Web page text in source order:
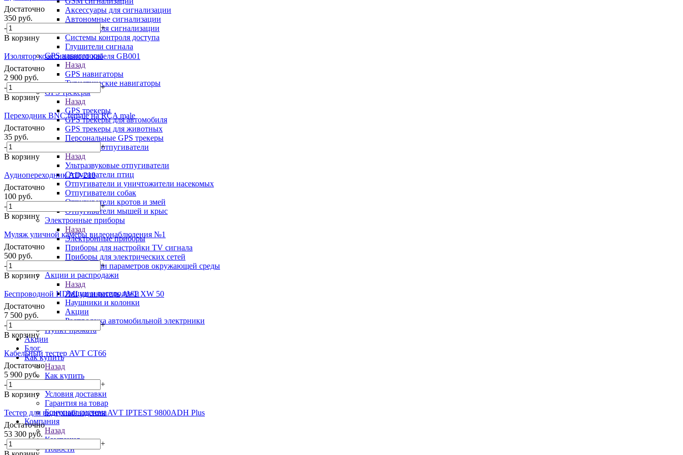
Аксессуары для сигнализации
Автономные сигнализации
Датчики для сигнализации
Системы контроля доступа
Глушители сигнала
GPS навигаторы
Назад
GPS навигаторы
Туристические навигаторы
GPS трекеры
Назад
GPS трекеры
GPS трекеры для автомобиля
GPS трекеры для животных
Персональные GPS трекеры
Ультразвуковые отпугиватели
Назад
Ультразвуковые отпугиватели
Отпугиватели птиц
Отпугиватели и уничтожители насекомых
Отпугиватели собак
Отпугиватели кротов и змей
Отпугиватели мышей и крыс
Электронные приборы
Назад
Электронные приборы
Приборы для настройки TV сигнала
Приборы для электрических сетей
Измерители параметров окружающей среды
Акции и распродажи
Назад
Акции и распродажи
Наушники и колонки
Акции
Распродажа автомобильной электрники
Пункт проката
Акции
Блог
Как купить
Назад
Как купить
Условия доставки
Гарантия на товар
Бонусная система
Компания
Назад
Компания
Новости
Достаточно
350 руб.
-
+
В корзину
Изолятор коаксиального кабеля GB001
Достаточно
2 900 руб.
-
+
В корзину
Переходник BNC female на RCA male
Достаточно
35 руб.
-
+
В корзину
Аудиопереходник AD-210
Достаточно
100 руб.
-
+
В корзину
Муляж уличной камеры видеонаблюдения №1
Достаточно
500 руб.
-
+
В корзину
Беспроводной HDMI удлинитель AVT XW 50
Достаточно
7 500 руб.
-
+
В корзину
Кабельный тестер AVT CT66
Достаточно
5 900 руб.
-
+
В корзину
Тестер для видеонаблюдения AVT IPTEST 9800ADH Plus
Достаточно
53 300 руб.
-
+